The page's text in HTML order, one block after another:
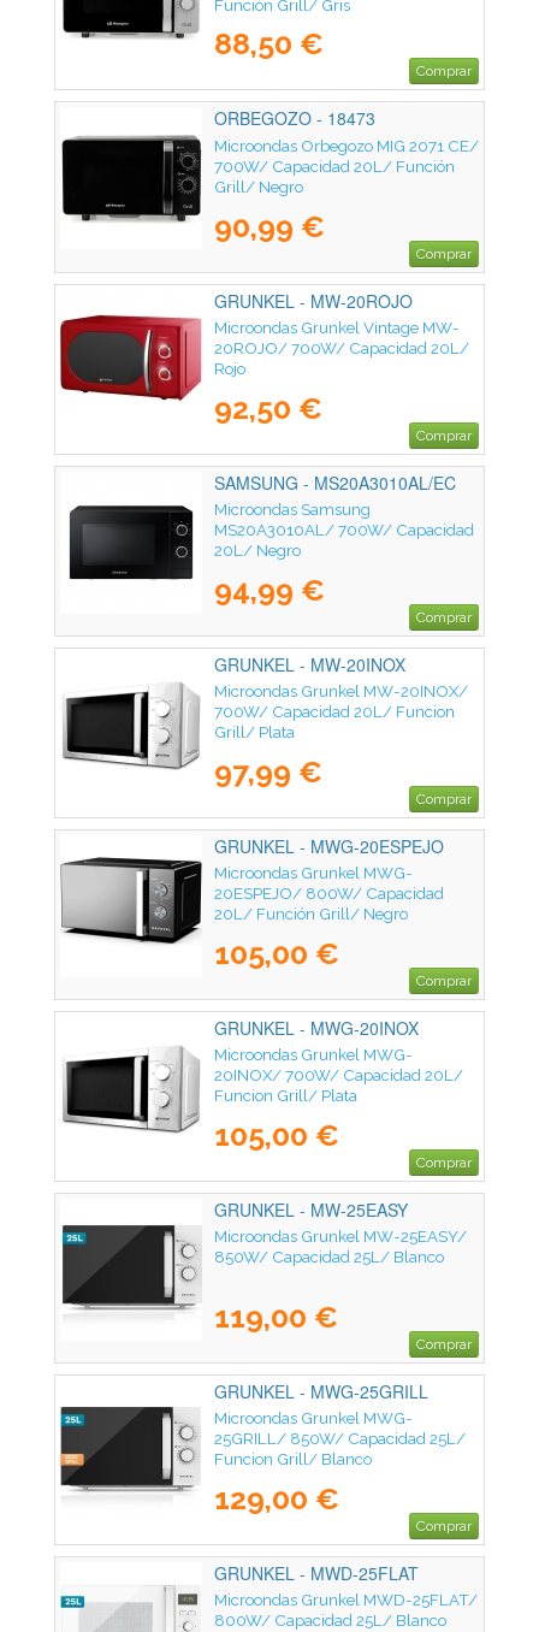
Función Grill/ Gris
88,50 €
Comprar
ORBEGOZO - 18473
Microondas Orbegozo MIG 2071 CE/
700W/ Capacidad 20L/ Función
Grill/ Negro
90,99 €
Comprar
GRUNKEL - MW-20ROJO
Microondas Grunkel Vintage MW-
20ROJO/ 700W/ Capacidad 20L/
Rojo
92,50 €
Comprar
SAMSUNG - MS20A3010AL/EC
Microondas Samsung
MS20A3010AL/ 700W/ Capacidad
20L/ Negro
94,99 €
Comprar
GRUNKEL - MW-20INOX
Microondas Grunkel MW-20INOX/
700W/ Capacidad 20L/ Funcion
Grill/ Plata
97,99 €
Comprar
GRUNKEL - MWG-20ESPEJO
Microondas Grunkel MWG-
20ESPEJO/ 800W/ Capacidad
20L/ Función Grill/ Negro
105,00 €
Comprar
GRUNKEL - MWG-20INOX
Microondas Grunkel MWG-
20INOX/ 700W/ Capacidad 20L/
Funcion Grill/ Plata
105,00 €
Comprar
GRUNKEL - MW-25EASY
Microondas Grunkel MW-25EASY/
850W/ Capacidad 25L/ Blanco
119,00 €
Comprar
GRUNKEL - MWG-25GRILL
Microondas Grunkel MWG-
25GRILL/ 850W/ Capacidad 25L/
Funcion Grill/ Blanco
129,00 €
Comprar
GRUNKEL - MWD-25FLAT
Microondas Grunkel MWD-25FLAT/
800W/ Capacidad 25L/ Blanco